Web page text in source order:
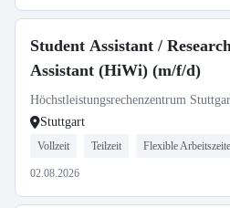
Student Assistant /
Assistant (HiWi) (m/f/d)
Höchstleistungsrechenzentrum
Stuttgart
Vollzeit Teilzeit Flexible
02.08.2026